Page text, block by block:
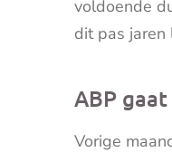
voldoende
dit pas jaren
ABP
Vorige